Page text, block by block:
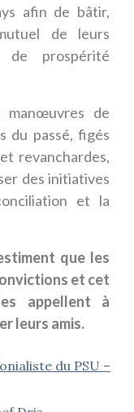
afin de bâtir,
de leurs
de prospérité
de
du passé, figés
revanchardes,
des initiatives
et la
que les
et cet
appellent à
leurs amis.
du PSU –